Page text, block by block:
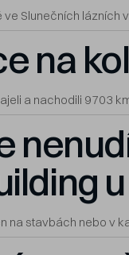
Slunečních lázních
na
a nachodili 9703
na stavbách nebo v